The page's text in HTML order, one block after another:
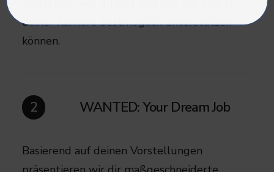
deiner Karriere bestmöglich unterstützen
können.
2 WANTED: Your Dream Job
Basierend auf deinen Vorstellungen